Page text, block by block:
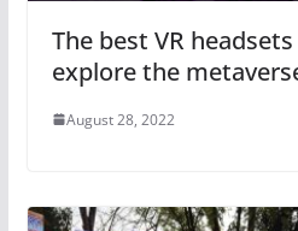
The best VR
explore the
August 28, 2022